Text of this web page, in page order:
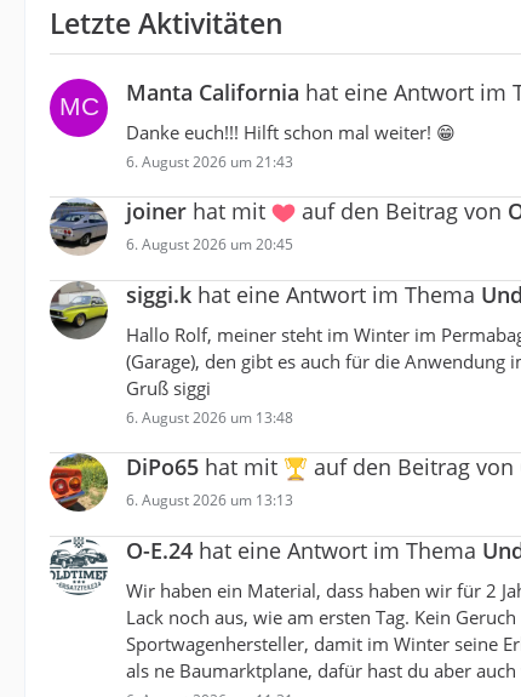
Letzte Aktivitäten
Manta California hat eine Antwort im
Danke euch!!! Hilft schon mal weiter! 😁
6. August 2026 um 21:43
joiner hat mit auf den Beitrag von
6. August 2026 um 20:45
siggi.k hat eine Antwort im Thema
Hallo Rolf, meiner steht im Winter im
(Garage), den gibt es auch für die Anwendung
Gruß siggi
6. August 2026 um 13:48
DiPo65 hat mit auf den Beitrag von
6. August 2026 um 13:13
O-E.24 hat eine Antwort im Thema
Wir haben ein Material, dass haben wir für 2
Lack noch aus, wie am ersten Tag. Kein
Sportwagenhersteller, damit im Winter seine
als ne Baumarktplane, dafür hast du aber